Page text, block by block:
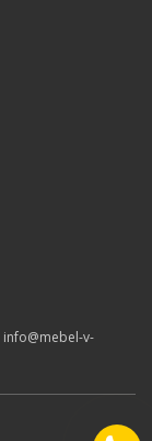
info@mebel-v-